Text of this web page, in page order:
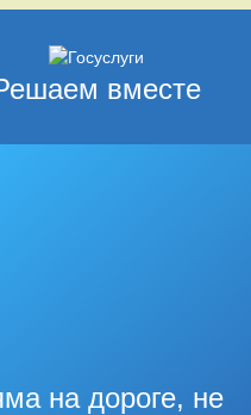
вместе
на дороге, не